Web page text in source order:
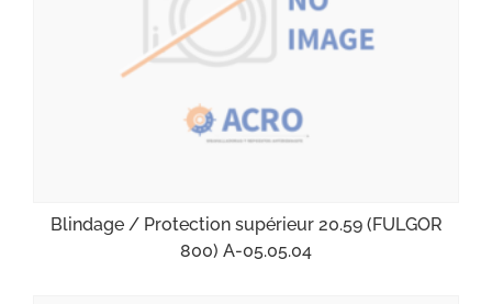
Blindage / Protection supérieur 20.59 (FULGOR
800) A-05.05.04